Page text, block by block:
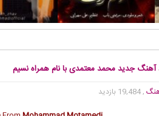
آهنگ جدید محمد معتمدی با نام همراه نسیم
, 19,484 بازدید